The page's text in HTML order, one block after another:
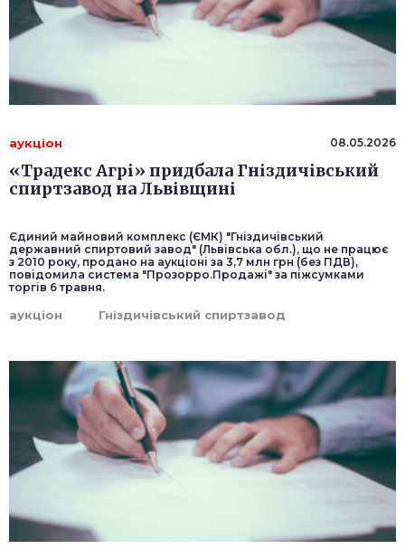
аукціон 08.05.2026
«Традекс Агрі» придбала Гніздичівський
спиртзавод на Львівщині
Єдиний майновий комплекс (ЄМК) "Гніздичівський
державний спиртовий завод" (Львівська обл.), що не працює
з 2010 року, продано на аукціоні за 3,7 млн грн (без ПДВ),
повідомила система "Прозорро.Продажі" за піжсумками
торгів 6 травня.
аукціон Гніздичівський спиртзавод